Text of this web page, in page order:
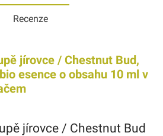
Recenze
jírovce / Chestnut Bud,
esence o obsahu 10 ml v
jírovce / Chestnut Bud